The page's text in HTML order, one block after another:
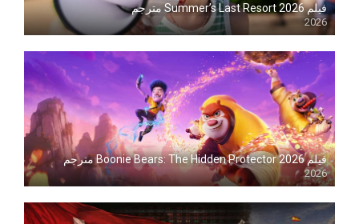
فيلم Summer’s Last Resort 2026 مترجم
2026
Blu-ray
فيلم Boonie Bears: The Hidden Protector 2026 مترجم
2026
Blu-ray